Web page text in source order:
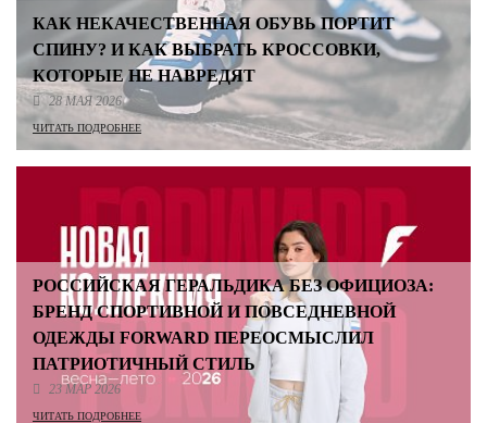
КАК НЕКАЧЕСТВЕННАЯ ОБУВЬ ПОРТИТ
СПИНУ? И КАК ВЫБРАТЬ КРОССОВКИ,
КОТОРЫЕ НЕ НАВРЕДЯТ
28 МАЯ 2026
ЧИТАТЬ ПОДРОБНЕЕ
РОССИЙСКАЯ ГЕРАЛЬДИКА БЕЗ ОФИЦИОЗА:
БРЕНД СПОРТИВНОЙ И ПОВСЕДНЕВНОЙ
ОДЕЖДЫ FORWARD ПЕРЕОСМЫСЛИЛ
ПАТРИОТИЧНЫЙ СТИЛЬ
23 МАР 2026
ЧИТАТЬ ПОДРОБНЕЕ